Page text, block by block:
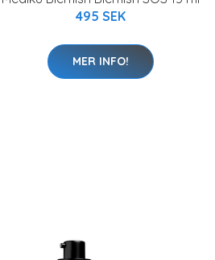
495 SEK
MER INFO!